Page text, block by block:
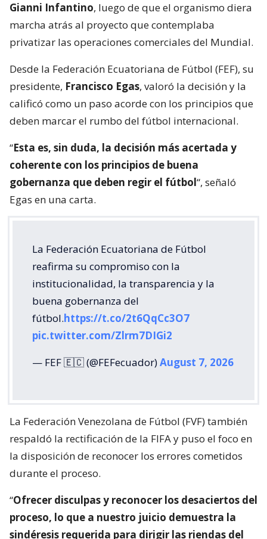
Gianni Infantino, luego de que el organismo diera
marcha atrás al proyecto que contemplaba
privatizar las operaciones comerciales del Mundial.
Desde la Federación Ecuatoriana de Fútbol (FEF), su
presidente, Francisco Egas, valoró la decisión y la
calificó como un paso acorde con los principios que
deben marcar el rumbo del fútbol internacional.
“Esta es, sin duda, la decisión más acertada y
coherente con los principios de buena
gobernanza que deben regir el fútbol“, señaló
Egas en una carta.
La Federación Ecuatoriana de Fútbol
reafirma su compromiso con la
institucionalidad, la transparencia y la
buena gobernanza del
fútbol.https://t.co/2t6QqCc3O7
pic.twitter.com/Zlrm7DIGi2
— FEF 🇪🇨 (@FEFecuador)August 7, 2026
La Federación Venezolana de Fútbol (FVF) también
respaldó la rectificación de la FIFA y puso el foco en
la disposición de reconocer los errores cometidos
durante el proceso.
“Ofrecer disculpas y reconocer los desaciertos del
proceso, lo que a nuestro juicio demuestra la
sindéresis requerida para dirigir las riendas del